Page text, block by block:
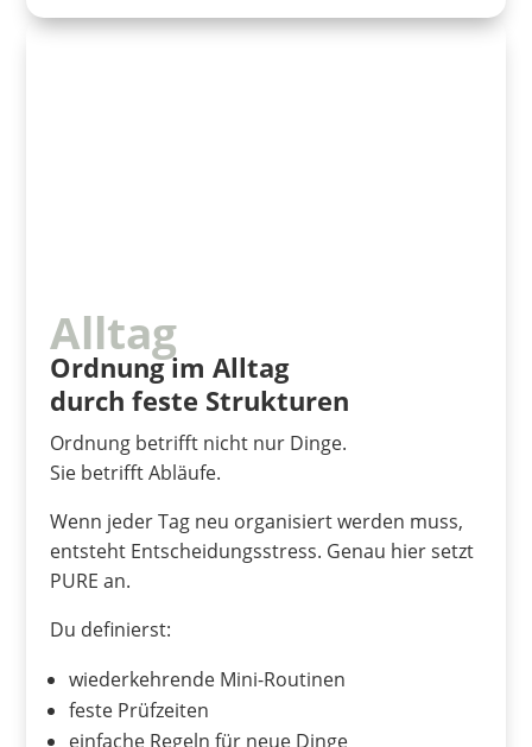
Alltag
Ordnung im Alltag
durch feste Strukturen
Ordnung betrifft nicht nur Dinge.
Sie betrifft Abläufe.
Wenn jeder Tag neu organisiert werden muss,
entsteht Entscheidungsstress. Genau hier setzt
PURE an.
Du definierst:
wiederkehrende Mini-Routinen
feste Prüfzeiten
einfache Regeln für neue Dinge